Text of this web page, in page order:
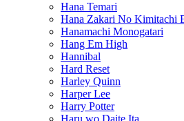
Hana Temari
Hana Zakari No Kimitachi
Hanamachi Monogatari
Hang Em High
Hannibal
Hard Reset
Harley Quinn
Harper Lee
Harry Potter